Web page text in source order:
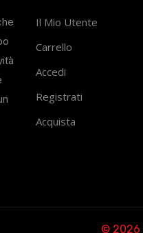
Il Mio Utente
Carrello
Accedi
Registrati
Acquista
© 2026